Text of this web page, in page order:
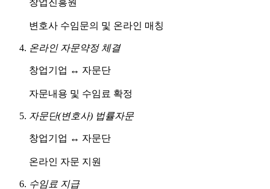
창업진흥원
변호사 수임문의 및 온라인 매칭
온라인 자문약정 체결
창업기업 ↔ 자문단
자문내용 및 수임료 확정
자문단(변호사) 법률자문
창업기업 ↔ 자문단
온라인 자문 지원
수임료 지급